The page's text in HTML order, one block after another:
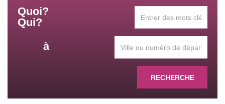
Quoi?
Qui?
à
RECHERCHE